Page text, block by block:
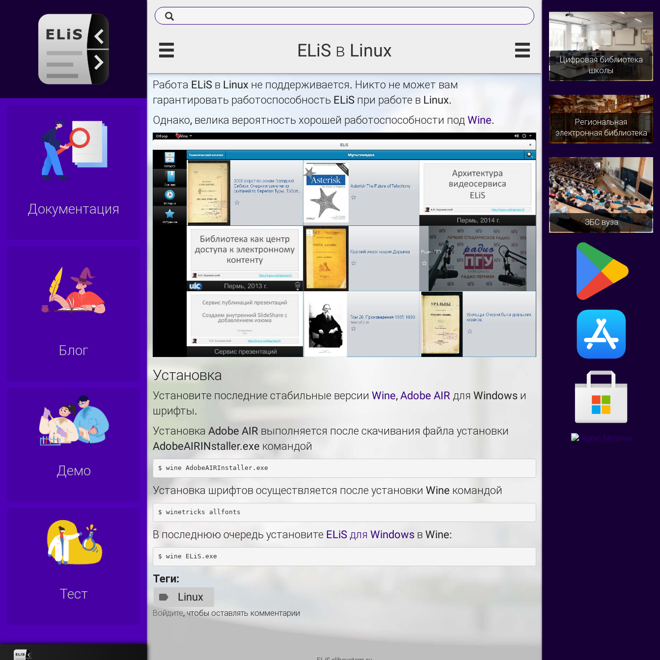
Документация
Блог
Демо
Тест
ELiS в Linux
Работа ELiS в Linux не поддерживается. Никто не может вам
гарантировать работоспособность ELiS при работе в Linux.
Однако, велика вероятность хорошей работоспособности под Wine.
Установка
Установите последние стабильные версии Wine, Adobe AIR для Windows и
шрифты.
Установка Adobe AIR выполняется после скачивания файла установки
AdobeAIRINstaller.exe командой
Установка шрифтов осуществляется после установки Wine командой
В последнюю очередь установите ELiS для Windows в Wine:
Теги:
Linux
Войдите, чтобы оставлять комментарии
Цифровая библиотека
школы
Региональная
электронная библиотека
ЭБС вуза